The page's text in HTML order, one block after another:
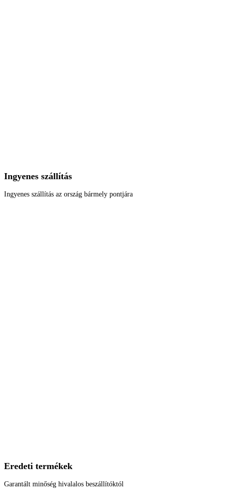
Ingyenes szállítás
Ingyenes szállítás az ország bármely pontjára
Eredeti termékek
Garantált minőség hivalalos beszállítóktól